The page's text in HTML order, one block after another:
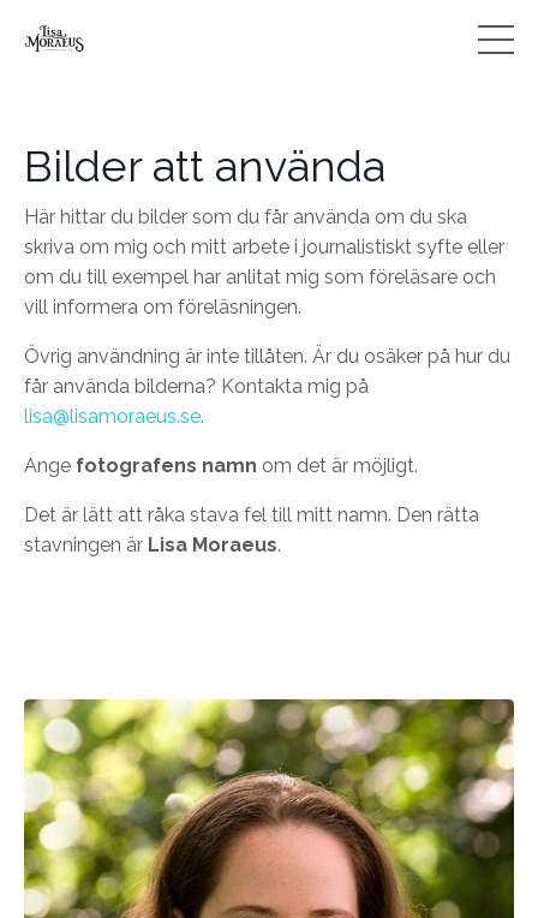
Bilder att använda
Här hittar du bilder som du får använda om du ska
skriva om mig och mitt arbete i journalistiskt syfte eller
om du till exempel har anlitat mig som föreläsare och
vill informera om föreläsningen.
Övrig användning är inte tillåten. Är du osäker på hur du
får använda bilderna? Kontakta mig på
lisa@lisamoraeus.se.
Ange fotografens namn om det är möjligt.
Det är lätt att råka stava fel till mitt namn. Den rätta
stavningen är Lisa Moraeus.